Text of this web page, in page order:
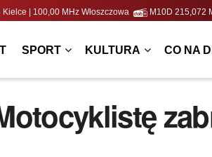
| 100,00 MHz Włoszczowa M10D
SPORT KULTURA CO NA